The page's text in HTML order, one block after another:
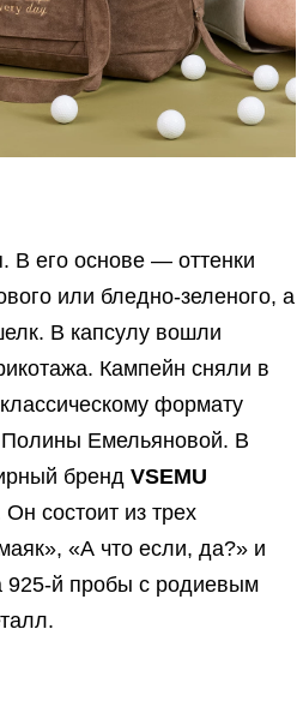
В его основе — оттенки
или бледно-зеленого, а
В капсулу вошли
Кампейн сняли в
формату
Емельяновой. В
бренд VSEMU
состоит из трех
«А что если, да?» и
й пробы с родиевым